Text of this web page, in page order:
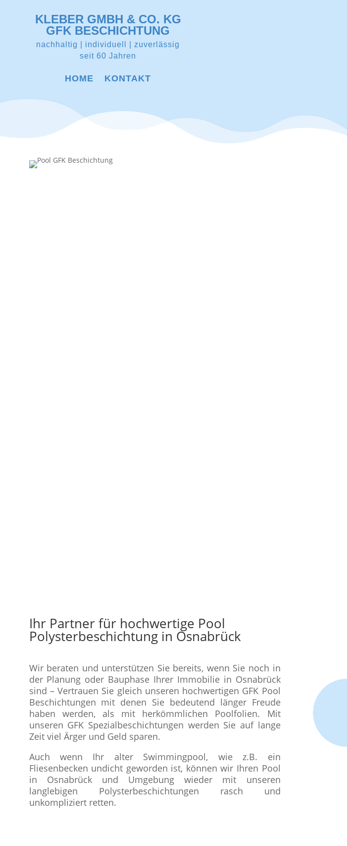
KLEBER GMBH & CO. KG
GFK BESCHICHTUNG
nachhaltig | individuell | zuverlässig
seit 60 Jahren
HOME KONTAKT
Ihr Partner für hochwertige Pool
Polysterbeschichtung in Osnabrück
Wir beraten und unterstützen Sie bereits, wenn Sie noch in
der Planung oder Bauphase Ihrer Immobilie in Osnabrück
sind – Vertrauen Sie gleich unseren hochwertigen GFK Pool
Beschichtungen mit denen Sie bedeutend länger Freude
haben werden, als mit herkömmlichen Poolfolien. Mit
unseren GFK Spezialbeschichtungen werden Sie auf lange
Zeit viel Ärger und Geld sparen.
Auch wenn Ihr alter Swimmingpool, wie z.B. ein
Fliesenbecken undicht geworden ist, können wir Ihren Pool
in Osnabrück und Umgebung wieder mit unseren
langlebigen Polysterbeschichtungen rasch und
unkompliziert retten.